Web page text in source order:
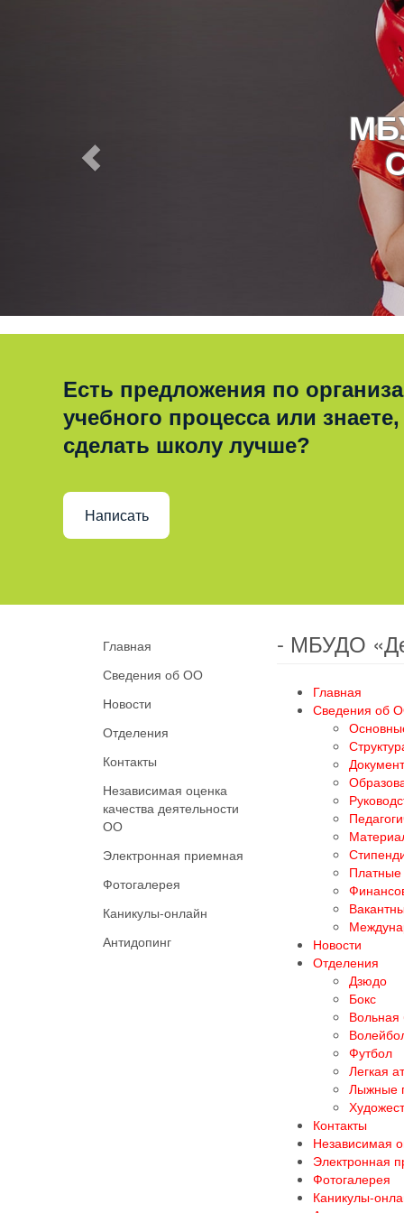
Есть предложения по
учебного процесса или знаете,
сделать школу лучше?
Написать
Главная
Сведения об ОО
Новости
Отделения
Контакты
Независимая оценка
качества деятельности
ОО
Электронная приемная
Фотогалерея
Каникулы-онлайн
Антидопинг
- МБУДО
Главная
Сведения об
Платные
Новости
Отделения
Дзюдо
Бокс
Вольная
Футбол
Легкая
Лыжные
Контакты
Независимая
Электронная
Фотогалерея
Каникулы-